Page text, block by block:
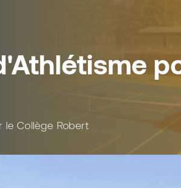
le Collège Robert